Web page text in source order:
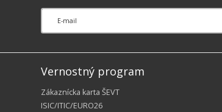
Vernostný program
Zákaznícka karta ŠEVT
ISIC/ITIC/EURO26